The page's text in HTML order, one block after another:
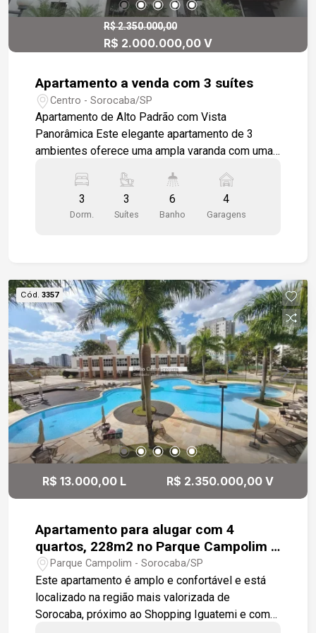
porcelanato, conferindo um acabamento
de garagem cobertas, garantindo comodidade e
ou agendar uma visita?
R$ 2.350.000,00
R$ 2.000.000,00 V
Apartamento a venda com 3 suítes
Centro - Sorocaba/SP
Apartamento de Alto Padrão com Vista
Panorâmica Este elegante apartamento de 3
ambientes oferece uma ampla varanda com uma
3 suítes, sendo uma máster com closet, hidro e
varanda privativa. Além disso, dispõe de uma
aconchegante sala de TV, um escritório com
bem iluminado e arejado, com salas e áreas frias
em porcelanato e dormitórios em piso de
madeira, proporcionando um ambiente
sofisticado e acolhedor. Todos os quartos são
equipados com ar-condicionado para garantir o
máximo conforto. O condomínio oferece
infraestrutura de lazer completa, ideal para toda a
família, e está localizado em uma área
privilegiada, com fácil acesso a shopping
centers, farmácias, padarias e restaurantes.
3
Dorm.
3
Suítes
6
Banho
4
Garagens
Cód. 3357
R$ 13.000,00 L R$ 2.350.000,00 V
Apartamento para alugar com 4
quartos, 228m2 no Parque Campolim -
Sorocaba
Parque Campolim - Sorocaba/SP
Este apartamento é amplo e confortável e está
localizado na região mais valorizada de
Sorocaba, próximo ao Shopping Iguatemi e com